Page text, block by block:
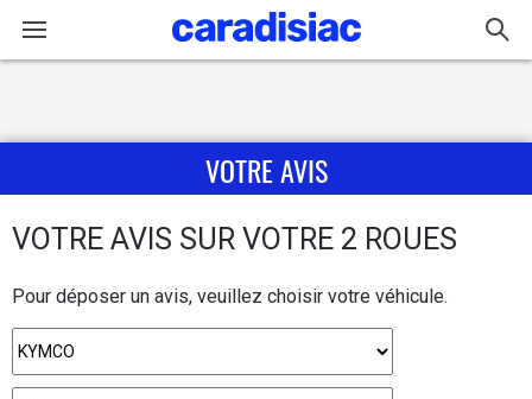
Actu
Essais
Equipement
VOTRE AVIS
VOTRE AVIS SUR VOTRE 2 ROUES
Pour déposer un avis, veuillez choisir votre véhicule.